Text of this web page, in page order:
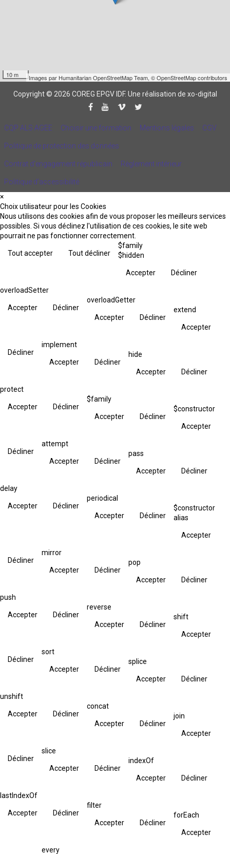
10 m Images par Humanitarian OpenStreetMap Team, © OpenStreetMap contributors
Copyright © 2026 COREG EPGV IDF. Une réalisation de xo-digital
CQP ALS AGEE Choisir une formation Mentions légales CGV
Politique de protection des données
Contrat d'engagement républicain Règlement intérieur
Politique d’accessibilité
×
Choix utilisateur pour les Cookies
Nous utilisons des cookies afin de vous proposer les meilleurs services
possibles. Si vous déclinez l'utilisation de ces cookies, le site web
pourrait ne pas fonctionner correctement.
Tout accepter Tout décliner
$family
$hidden
Accepter Décliner
overloadSetter
Accepter Décliner
overloadGetter
Accepter Décliner
extend
Accepter
Décliner
implement
Accepter Décliner
hide
Accepter Décliner
protect
Accepter Décliner
$family
Accepter Décliner
$constructor
Accepter
Décliner
attempt
Accepter Décliner
pass
Accepter Décliner
delay
Accepter Décliner
periodical
Accepter Décliner
$constructor
alias
Accepter
Décliner
mirror
Accepter Décliner
pop
Accepter Décliner
push
Accepter Décliner
reverse
Accepter Décliner
shift
Accepter
Décliner
sort
Accepter Décliner
splice
Accepter Décliner
unshift
Accepter Décliner
concat
Accepter Décliner
join
Accepter
Décliner
slice
Accepter Décliner
indexOf
Accepter Décliner
lastIndexOf
Accepter Décliner
filter
Accepter Décliner
forEach
Accepter
every